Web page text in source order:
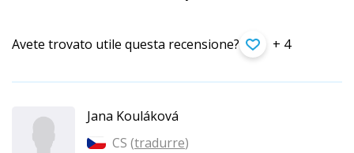
Avete trovato utile questa recensione? + 4
Jana Kouláková
CS (tradurre)